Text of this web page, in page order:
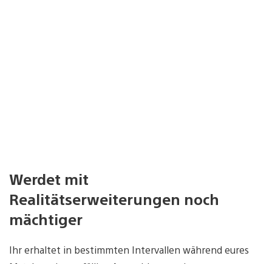
Werdet mit
Realitätserweiterungen noch
mächtiger
Ihr erhaltet in bestimmten Intervallen während eures